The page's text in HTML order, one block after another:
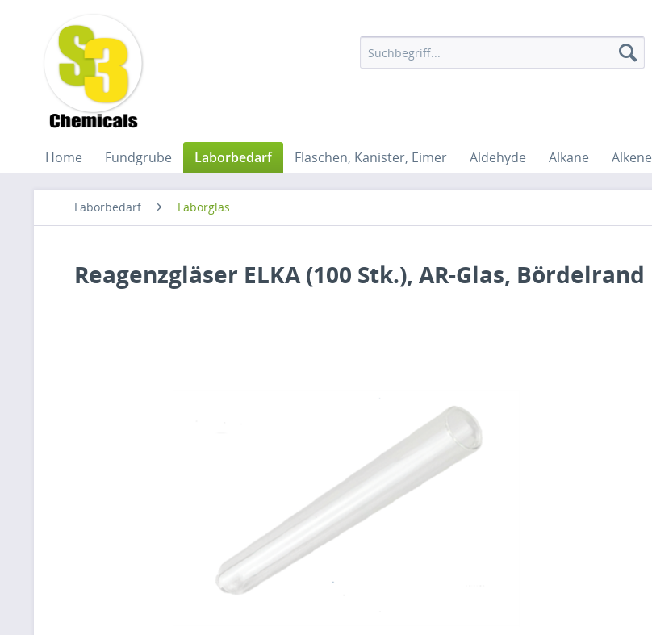
Home Fundgrube Laborbedarf Flaschen, Kanister, Eimer Aldehyde Alkane Alkene
Laborbedarf Laborglas
Reagenzgläser ELKA (100 Stk.), AR-Glas, Bördelrand